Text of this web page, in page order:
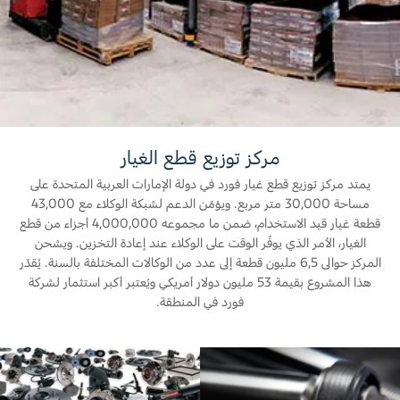
البحرين
العراق
لبنان
سلطنة
عمان
‫المملكة
طلب سعر
البحث عن الوكيل
أسطول فورد
فورد بروتكت
خطة الخدمات الممتدة
خطة الخدمات الممتدة
إصلاح أضرار الحوادث
القسائم والخصومات الخاصة بالصيانة
خدمة المحرك
خدمة الفرامل
خدمة البطارية
تغيير زيت
الضمان والتأمين
مركز توزيع قطع الغيار
يمتد مركز توزيع قطع غيار فورد في دولة الإمارات العربية المتحدة على
مساحة 30,000 متر مربع. ويؤمّن الدعم لشبكة الوكلاء مع 43,000
قطعة غيار قيد الاستخدام، ضمن ما مجموعه 4,000,000 أجزاء من قطع
الغيار، الأمر الذي يوفّر الوقت على الوكلاء عند إعادة التخزين. ويشحن
المركز حوالى 6,5 مليون قطعة إلى عدد من الوكالات المختلفة بالسنة. يُقدّر
هذا المشروع بقيمة 53 مليون دولار أمريكي ويُعتبر أكبر استثمار لشركة
فورد في المنطقة.